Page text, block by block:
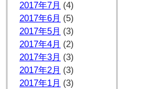
2017年7月 (4)
2017年6月 (5)
2017年5月 (3)
2017年4月 (2)
2017年3月 (3)
2017年2月 (3)
2017年1月 (3)